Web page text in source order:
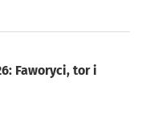
Faworyci, tor i